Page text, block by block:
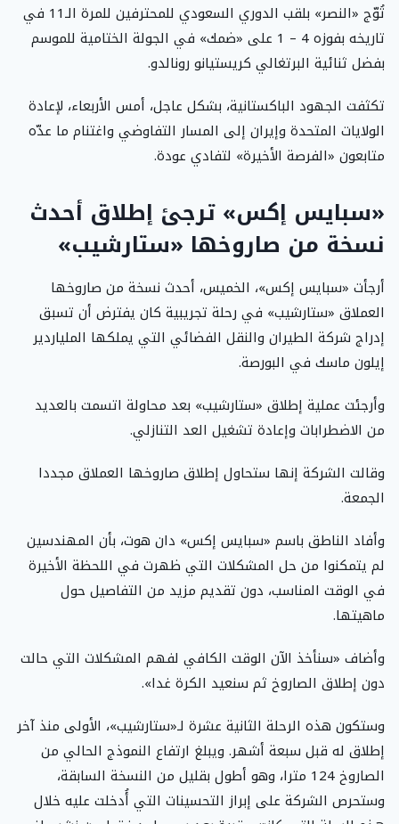
تُوّج «النصر» بلقب الدوري السعودي للمحترفين للمرة الـ11 في
تاريخه بفوزه 4 – 1 على «ضمك» في الجولة الختامية للموسم
بفضل ثنائية البرتغالي كريستيانو رونالدو.
تكثفت الجهود الباكستانية، بشكل عاجل، أمس الأربعاء، لإعادة
الولايات المتحدة وإيران إلى المسار التفاوضي واغتنام ما عدّه
متابعون «الفرصة الأخيرة» لتفادي عودة.
«سبايس إكس» ترجئ إطلاق أحدث
نسخة من صاروخها «ستارشيب»
أرجأت «سبايس إكس»، الخميس، أحدث نسخة من صاروخها
العملاق «ستارشيب» في رحلة تجريبية كان يفترض أن تسبق
إدراج شركة الطيران والنقل الفضائي التي يملكها الملياردير
إيلون ماسك في البورصة.
وأرجئت عملية إطلاق «ستارشيب» بعد محاولة اتسمت بالعديد
من الاضطرابات وإعادة تشغيل العد التنازلي.
وقالت الشركة إنها ستحاول إطلاق صاروخها العملاق مجددا
الجمعة.
وأفاد الناطق باسم «سبايس إكس» دان هوت، بأن المهندسين
لم يتمكنوا من حل المشكلات التي ظهرت في اللحظة الأخيرة
في الوقت المناسب، دون تقديم مزيد من التفاصيل حول
ماهيتها.
وأضاف «سنأخذ الآن الوقت الكافي لفهم المشكلات التي حالت
دون إطلاق الصاروخ ثم سنعيد الكرة غدا».
وستكون هذه الرحلة الثانية عشرة لـ«ستارشيب»، الأولى منذ آخر
إطلاق له قبل سبعة أشهر. ويبلغ ارتفاع النموذج الحالي من
الصاروخ 124 مترا، وهو أطول بقليل من النسخة السابقة،
وستحرص الشركة على إبراز التحسينات التي أُدخلت عليه خلال